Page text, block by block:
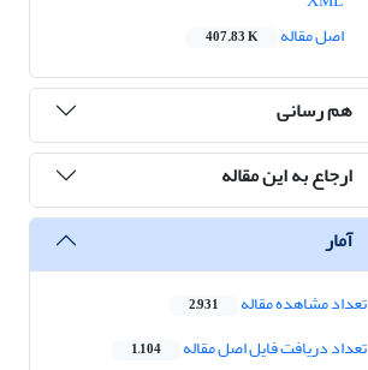
اصل مقاله
407.83 K
هم رسانی
ارجاع به این مقاله
آمار
تعداد مشاهده مقاله 2,931
تعداد دریافت فایل اصل مقاله 1,104